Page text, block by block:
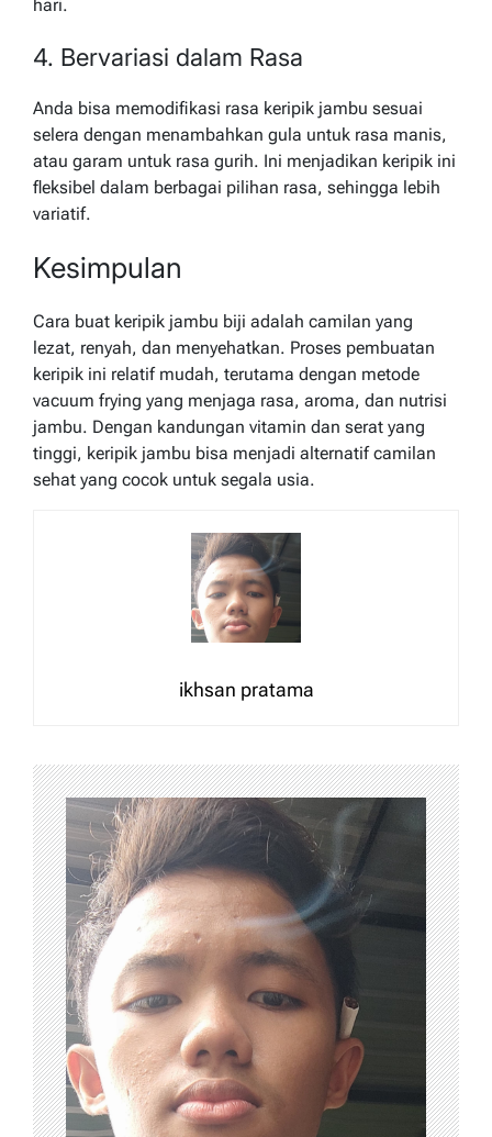
hari.
4. Bervariasi dalam Rasa
Anda bisa memodifikasi rasa keripik jambu sesuai
selera dengan menambahkan gula untuk rasa manis,
atau garam untuk rasa gurih. Ini menjadikan keripik ini
fleksibel dalam berbagai pilihan rasa, sehingga lebih
variatif.
Kesimpulan
Cara buat keripik jambu biji adalah camilan yang
lezat, renyah, dan menyehatkan. Proses pembuatan
keripik ini relatif mudah, terutama dengan metode
vacuum frying yang menjaga rasa, aroma, dan nutrisi
jambu. Dengan kandungan vitamin dan serat yang
tinggi, keripik jambu bisa menjadi alternatif camilan
sehat yang cocok untuk segala usia.
ikhsan pratama